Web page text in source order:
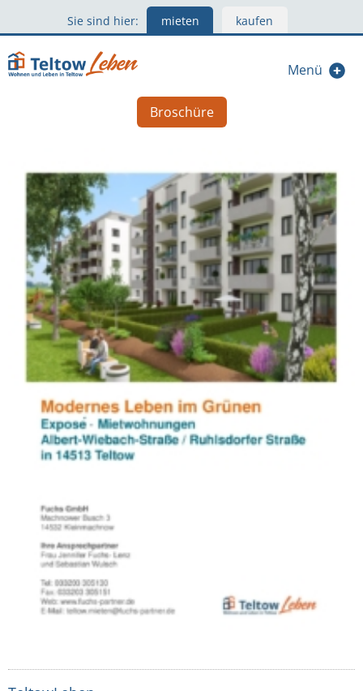
Sie sind hier: mieten kaufen
Menü
Broschüre